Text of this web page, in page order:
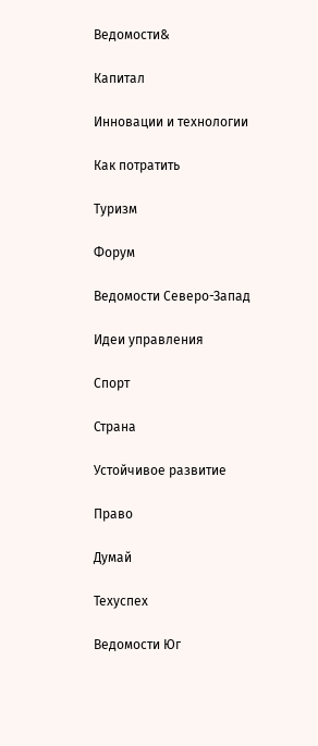
Ведомости&
Капитал
Инновации и технологии
Как потратить
Туризм
Форум
Ведомости Северо-Запад
Идеи управления
Спорт
Страна
Устойчивое развитие
Право
Думай
Техуспех
Ведомости Юг